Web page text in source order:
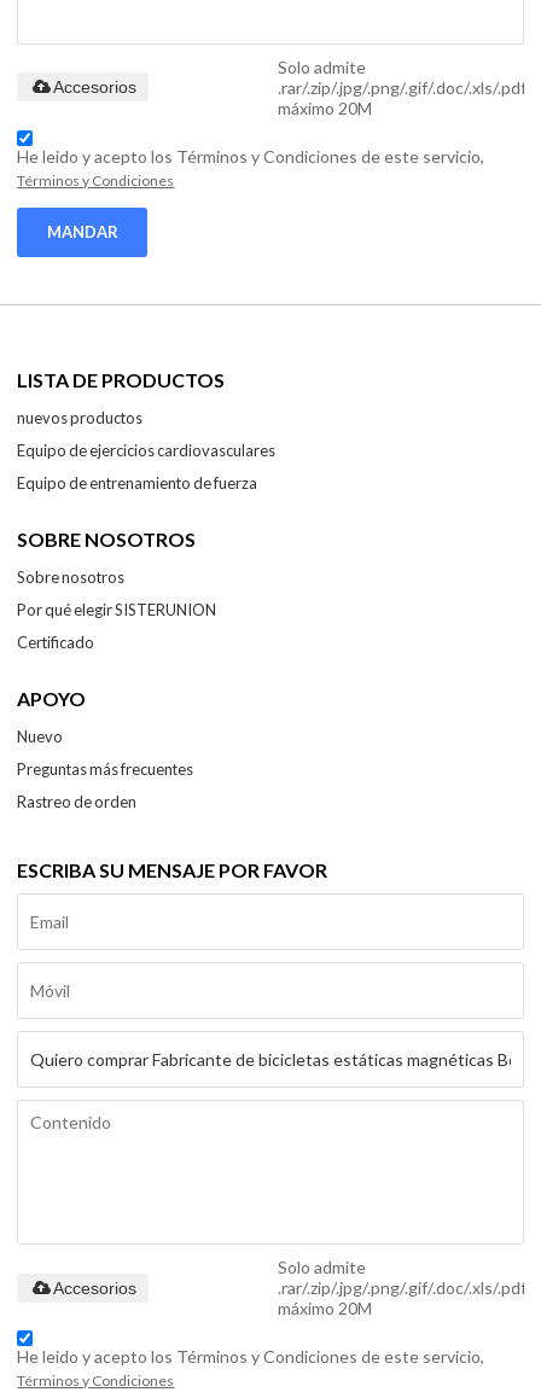
Solo admite
.rar/.zip/.jpg/.png/.gif/.doc/.xls/.pdf,
máximo 20M
Accesorios
He leido y acepto los Términos y Condiciones de este servicio,
Términos y Condiciones
MANDAR
LISTA DE PRODUCTOS
nuevos productos
Equipo de ejercicios cardiovasculares
Equipo de entrenamiento de fuerza
SOBRE NOSOTROS
Sobre nosotros
Por qué elegir SISTERUNION
Certificado
APOYO
Nuevo
Preguntas más frecuentes
Rastreo de orden
ESCRIBA SU MENSAJE POR FAVOR
Solo admite
.rar/.zip/.jpg/.png/.gif/.doc/.xls/.pdf,
máximo 20M
Accesorios
He leido y acepto los Términos y Condiciones de este servicio,
Términos y Condiciones